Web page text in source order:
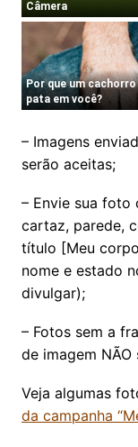
– Imagens
serão aceitas;
– Envie sua foto
cartaz, parede,
título [Meu
nome e estado
divulgar);
– Fotos sem a
de imagem
Veja algumas
da campanha